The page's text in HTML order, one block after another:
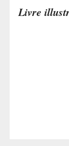
Livre